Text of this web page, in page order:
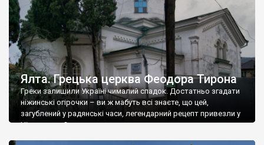
Ялта. Грецька церква Феодора Тирона
Греки залишили Україні чималий спадок. Достатньо згадати
ніжинські огірочки – ви ж мабуть всі знаєте, що цей,
загублений у радянські часи, легендарний рецепт привезли у
Ніжин греки?